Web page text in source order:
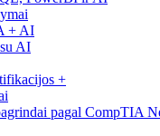
+ AI
AI
+
pagal CompTIA